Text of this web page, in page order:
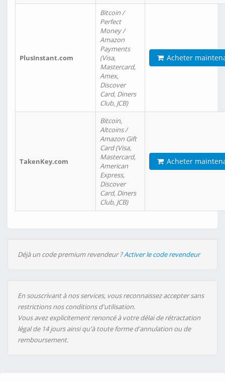
PlusInstant.com
Bitcoin /
Perfect
Money /
Amazon
Payments
(Visa,
Mastercard,
Amex,
Discover
Card, Diners
Club, JCB)
Acheter
TakenKey.com
Bitcoin,
Altcoins /
Amazon Gift
Card (Visa,
Mastercard,
American
Express,
Discover
Card, Diners
Club, JCB)
Acheter
Déjà un code premium revendeur ?Activer le code revendeur
En souscrivant à nos services, vous reconnaissez accepter sans
restrictions nos conditions d'utilisation.
Vous avez explicitement renoncé à votre délai de rétractation
légal de 14 jours ainsi qu'à toute forme d'annulation ou de
remboursement.